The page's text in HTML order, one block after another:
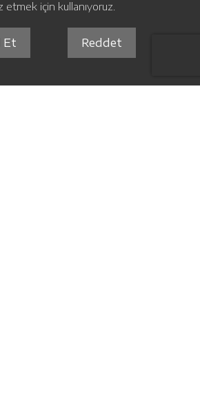
etmek için kullanıyoruz.
Et Reddet